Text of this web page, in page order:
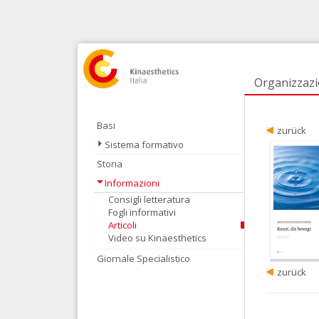
Basi
Sistema formativo
Storia
Informazioni
Consigli letteratura
Fogli informativi
Articoli
Video su Kinaesthetics
Giornale Specialistico
zurück
zurück